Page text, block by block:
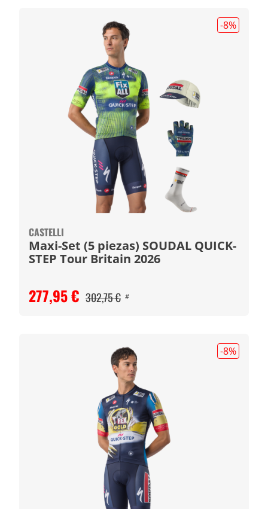
-8%
CASTELLI
Maxi-Set (5 piezas) SOUDAL QUICK-
STEP Tour Britain 2026
277,95 € 302,75 € #
-8%